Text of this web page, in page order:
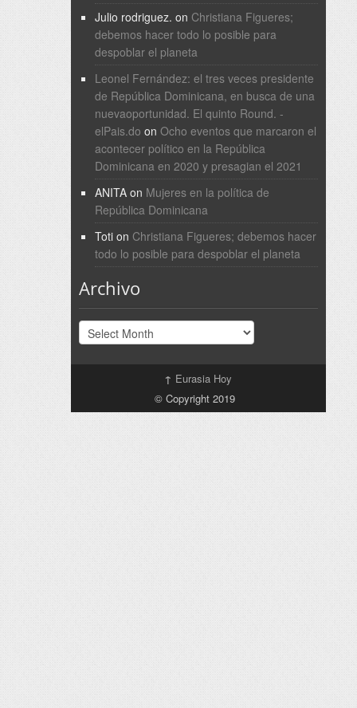
Julio rodriguez. on Christiana Figueres;
debemos hacer todo lo posible para
despoblar el planeta
Leonel Fernández: el tres veces presidente
de República Dominicana, en busca de una
nuevaoportunidad. El quinto Round. -
elPais.do on Ocho eventos que marcaron el
acontecer político en la República
Dominicana en 2020 y presagian el 2021
ANITAon Mujeres en la política de
República Dominicana
Totion Christiana Figueres; debemos hacer
todo lo posible para despoblar el planeta
Archivo
Archivo
↑ Eurasia Hoy
© Copyright 2019